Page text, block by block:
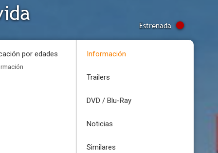
Estrenada
por edades Información
Trailers
DVD / Blu-Ray
Noticias
Similares